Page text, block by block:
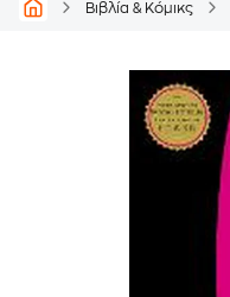
Βιβλία & Κόμικς